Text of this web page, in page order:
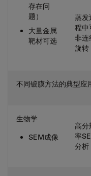
存在问
题）
大量金属
靶材可选
蒸发
程中
非连
旋转
不同镀膜方法的典型应
生物学
SEM成像
高分
率
分析